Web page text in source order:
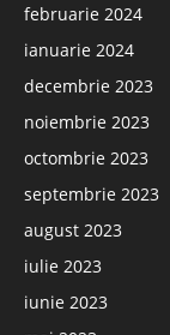
februarie 2024
ianuarie 2024
decembrie 2023
noiembrie 2023
octombrie 2023
septembrie 2023
august 2023
iulie 2023
iunie 2023